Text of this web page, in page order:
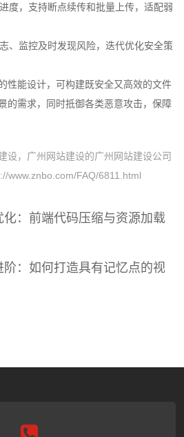
度，支持断点续传和批量上传，适配弱
、监控及时发现风险，迭代优化安全策
性能设计，可构建既安全又高效的文件
的需求，同时抵御各类恶意攻击，保障
设，广州网站建设的广州网站建设公司
www.znbo.com/FAQ/6811.html
化：前端代码压缩与资源加载
阶：如何打造具有记忆点的视